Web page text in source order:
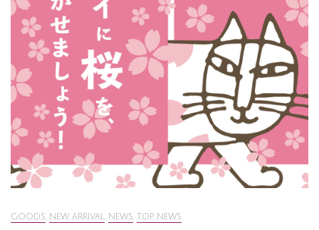
GOODS NEW ARRIVAL NEWS TOP NEWS